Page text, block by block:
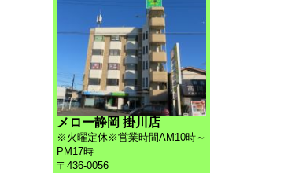
メロー静岡 掛川店
※火曜定休※営業時間AM10時～
PM17時
〒436-0056